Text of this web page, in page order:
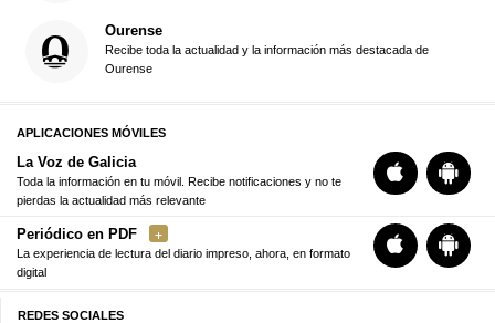
Ourense
Recibe toda la actualidad y la información más destacada de
Ourense
APLICACIONES MÓVILES
La Voz de Galicia
Toda la información en tu móvil. Recibe notificaciones y no te
pierdas la actualidad más relevante
Periódico en PDF
La experiencia de lectura del diario impreso, ahora, en formato
digital
REDES SOCIALES